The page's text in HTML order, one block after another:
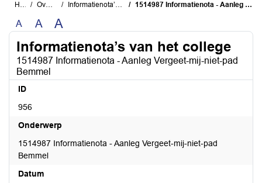
Home Overzichten Informatienota’s van het college 1514987 Informatienota - Aanleg Vergeet-mij-niet-pad Bemmel
A A A
Informatienota’s van het college
1514987 Informatienota - Aanleg Vergeet-mij-niet-pad
Bemmel
ID
956
Onderwerp
1514987 Informatienota - Aanleg Vergeet-mij-niet-pad
Bemmel
Datum